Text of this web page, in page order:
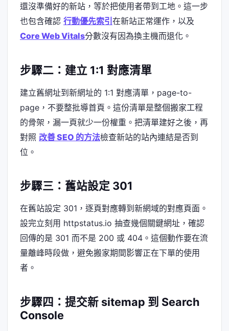
還沒準備好的新站，等於把使用者帶到工地。這一步
也包含確認 行動優先索引 在新站正常運作，以及
Core Web Vitals分數沒有因為換主機而退化。
步驟二：建立 1:1 對應清單
建立舊網址到新網址的 1:1 對應清單，page-to-
page，不要整批導首頁。這份清單是整個搬家工程
的骨架，漏一頁就少一份權重。把清單建好之後，再
對照 改善 SEO 的方法檢查新站的站內連結是否到
位。
步驟三：舊站設定 301
在舊站設定 301，逐頁對應轉到新網域的對應頁面。
設完立刻用 httpstatus.io 抽查幾個關鍵網址，確認
回傳的是 301 而不是 200 或 404。這個動作要在流
量離峰時段做，避免搬家期間影響正在下單的使用
者。
步驟四：提交新 sitemap 到 Search
Console